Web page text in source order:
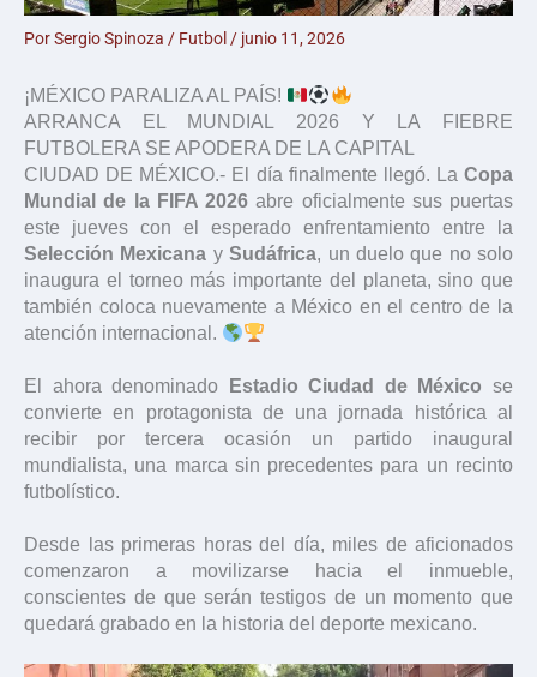
PorSergio Spinoza / Futbol / junio 11, 2026
¡MÉXICO PARALIZA AL PAÍS!
ARRANCA EL MUNDIAL 2026 Y LA FIEBRE
FUTBOLERA SE APODERA DE LA CAPITAL
CIUDAD DE MÉXICO.- El día finalmente llegó. La Copa
Mundial de la FIFA 2026 abre oficialmente sus puertas
este jueves con el esperado enfrentamiento entre la
Selección Mexicana ySudáfrica, un duelo que no solo
inaugura el torneo más importante del planeta, sino que
también coloca nuevamente a México en el centro de la
atención internacional.
El ahora denominado Estadio Ciudad de México se
convierte en protagonista de una jornada histórica al
recibir por tercera ocasión un partido inaugural
mundialista, una marca sin precedentes para un recinto
futbolístico.
Desde las primeras horas del día, miles de aficionados
comenzaron a movilizarse hacia el inmueble,
conscientes de que serán testigos de un momento que
quedará grabado en la historia del deporte mexicano.